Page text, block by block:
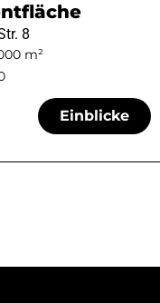
8
m²
Einblicke